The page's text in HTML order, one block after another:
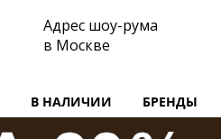
Адрес шоу-рума
в Москве
В НАЛИЧИИ БРЕНДЫ